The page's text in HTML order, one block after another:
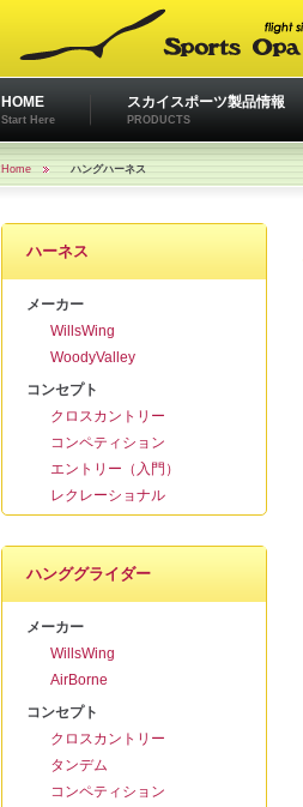
HOME
Start Here
スカイスポーツ製品情報
PRODUCTS
Home ハングハーネス
ハーネス
メーカー
WillsWing
WoodyValley
コンセプト
クロスカントリー
コンペティション
エントリー（入門）
レクレーショナル
ハンググライダー
メーカー
WillsWing
AirBorne
コンセプト
クロスカントリー
タンデム
コンペティション